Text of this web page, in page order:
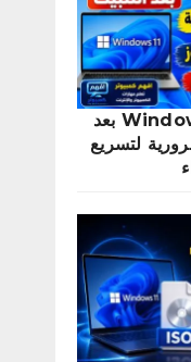
أفضل إعدادات Windows 11 بعد
ضرورية لتسريع